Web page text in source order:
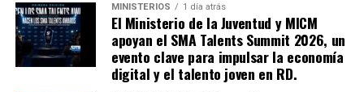
MINISTERIOS 1 día atrás
El Ministerio de la Juventud y MICM
apoyan el SMA Talents Summit 2026, un
evento clave para impulsar la economía
digital y el talento joven en RD.